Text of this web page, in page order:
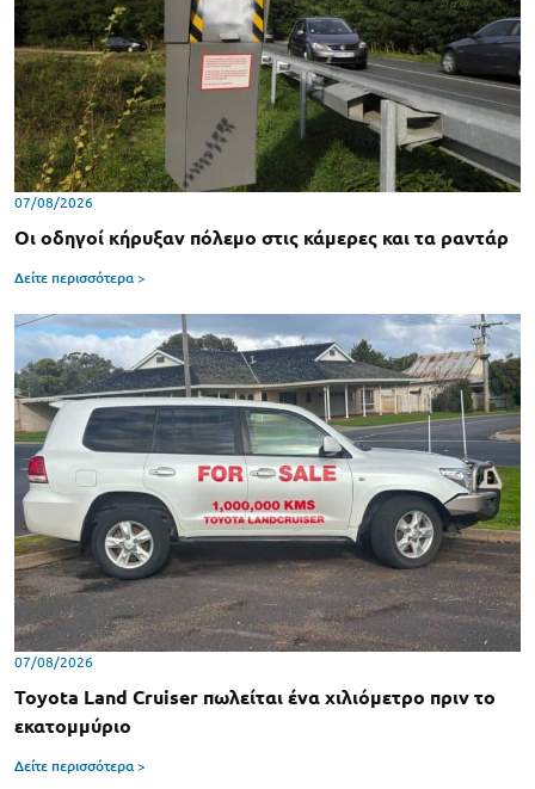
07/08/2026
Οι οδηγοί κήρυξαν πόλεμο στις κάμερες και τα ραντάρ
Δείτε περισσότερα >
07/08/2026
Toyota Land Cruiser πωλείται ένα χιλιόμετρο πριν το
εκατομμύριο
Δείτε περισσότερα >